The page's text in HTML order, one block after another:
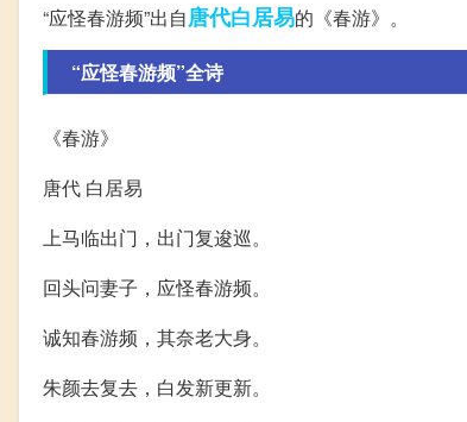
“应怪春游频”出自唐代白居易的《春游》。
“应怪春游频”全诗
《春游》
唐代 白居易
上马临出门，出门复逡巡。
回头问妻子，应怪春游频。
诚知春游频，其奈老大身。
朱颜去复去，白发新更新。